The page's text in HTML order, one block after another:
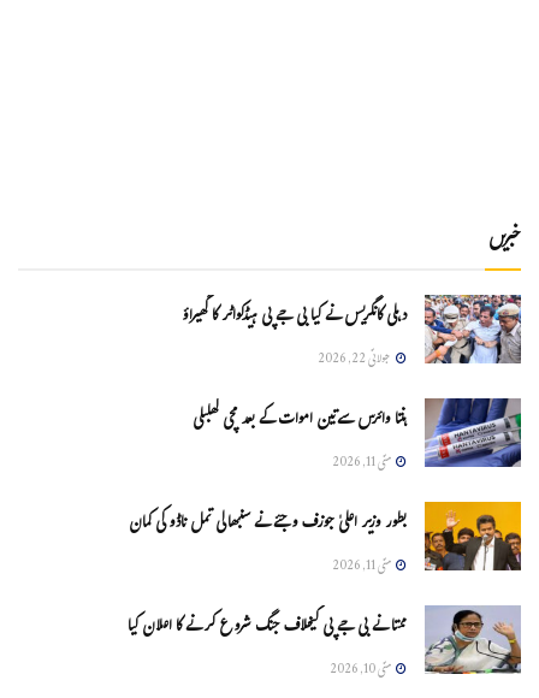
خبریں
دہلی کانگریس نے کیا بی جے پی ہیڈکواٹر کا گھیراؤ
جولائی 22, 2026
ہنتا وائرس سےتین اموات کے بعد مچی کھلبلی
مئی 11, 2026
بطور وزیر اعلیٰ جوزف وجئے نے سنبھالی تمل ناڈو کی کمان
مئی 11, 2026
ممتا نے بی جے پی کیخلاف جنگ شروع کرنے کا اعلان کیا
مئی 10, 2026